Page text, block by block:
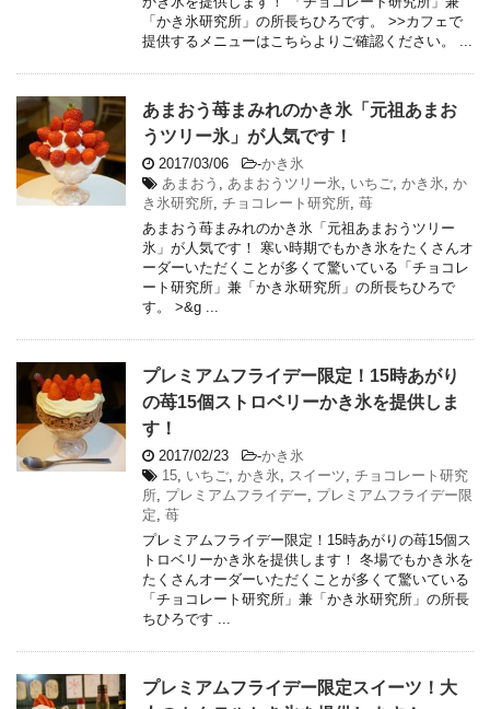
「かき氷研究所」の所長ちひろです。 >>カフェで
提供するメニューはこちらよりご確認ください。 ...
あまおう苺まみれのかき氷「元祖あまお
うツリー氷」が人気です！
2017/03/06 -かき氷
あまおう , あまおうツリー氷, いちご, かき氷, か
き氷研究所, チョコレート研究所, 苺
あまおう苺まみれのかき氷「元祖あまおうツリー
氷」が人気です！ 寒い時期でもかき氷をたくさんオ
ーダーいただくことが多くて驚いている「チョコレ
ート研究所」兼「かき氷研究所」の所長ちひろで
す。 >&g ...
プレミアムフライデー限定！15時あがり
の苺15個ストロベリーかき氷を提供しま
す！
2017/02/23 -かき氷
15, いちご, かき氷, スイーツ, チョコレート研究
所, プレミアムフライデー, プレミアムフライデー限
定, 苺
プレミアムフライデー限定！15時あがりの苺15個ス
トロベリーかき氷を提供します！ 冬場でもかき氷を
たくさんオーダーいただくことが多くて驚いている
「チョコレート研究所」兼「かき氷研究所」の所長
ちひろです ...
プレミアムフライデー限定スイーツ！大